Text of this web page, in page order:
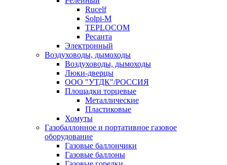
Rucelf
Solpi-M
TEPLOCOM
Ресанта
Электронный
Воздуховоды, дымоходы
Воздуховоды, дымоходы
Люки-дверцы
ООО "УТДК"/РОССИЯ
Площадки торцевые
Металлические
Пластиковые
Хомуты
Газобаллонное и портативное газовое
оборудование
Газовые баллончики
Газовые баллоны